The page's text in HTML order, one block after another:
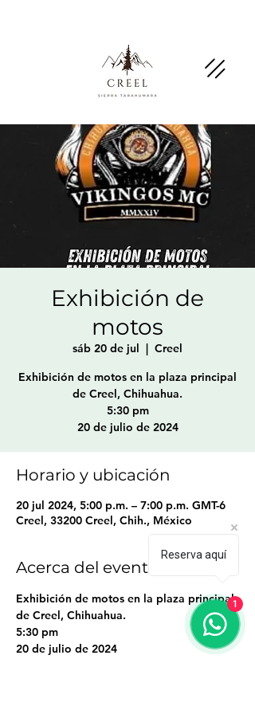
Exhibición de
motos
sáb 20 de jul
  |
Creel
Exhibición de motos en la plaza principal
de Creel, Chihuahua.
5:30 pm
20 de julio de 2024
Horario y ubicación
20 jul 2024, 5:00 p.m. – 7:00 p.m. GMT-6
Creel, 33200 Creel, Chih., México
Acerca del evento
Exhibición de motos en la plaza principal
de Creel, Chihuahua.
5:30 pm
20 de julio de 2024
Reserva aquí
1